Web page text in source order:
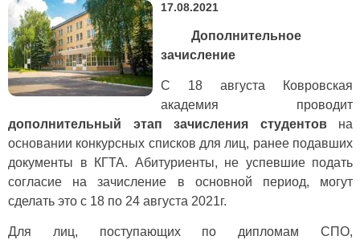
17.08.2021
Дополнительное
зачисление
С 18 августа Ковровская
академия проводит
дополнительный этап зачисления студентовна
основании конкурсных списков для лиц, ранее подавших
документы в КГТА. Абитуриенты, не успевшие подать
согласие на зачисление в основной период, могут
сделать это с 18 по 24 августа 2021г.
Для лиц, поступающих по дипломам СПО,